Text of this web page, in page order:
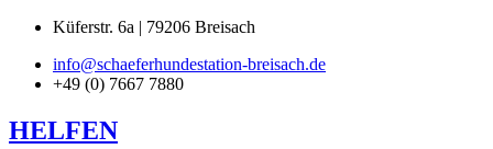
Küferstr. 6a | 79206 Breisach
info@schaeferhundestation-breisach.de
+49 (0) 7667 7880
HELFEN